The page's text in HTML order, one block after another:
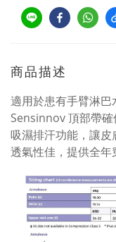
商品描述
適用於患有手臂淋巴
Sensinnov 頂部帶確
吸濕排汗功能，讓皮
透氣性佳，提供全年